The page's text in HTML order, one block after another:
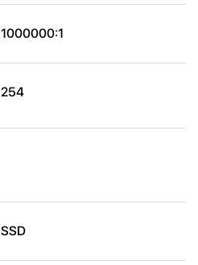
1000000:1
254
SSD